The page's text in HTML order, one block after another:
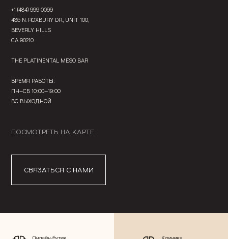
+1 (484) 999 0099
435 N. ROXBURY DR., UNIT 100,
BEVERLY HILLS
CA 90210
THE PLATINENTAL MESO BAR
ВРЕМЯ РАБОТЫ:
ПН—СБ 10:00—19:00
ВС ВЫХОДНОЙ
ПОСМОТРЕТЬ НА КАРТЕ
СВЯЗАТЬСЯ С НАМИ